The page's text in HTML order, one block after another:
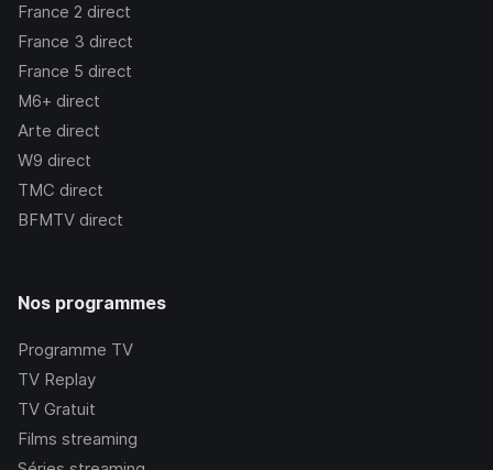
France 2 direct
France 3 direct
France 5 direct
M6+ direct
Arte direct
W9 direct
TMC direct
BFMTV direct
Nos programmes
Programme TV
TV Replay
TV Gratuit
Films streaming